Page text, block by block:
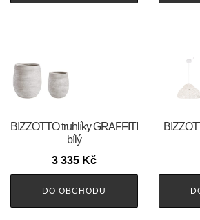
BIZZOTTO truhlíky GRAFFITI
bílý
3 335 Kč
DO OBCHODU